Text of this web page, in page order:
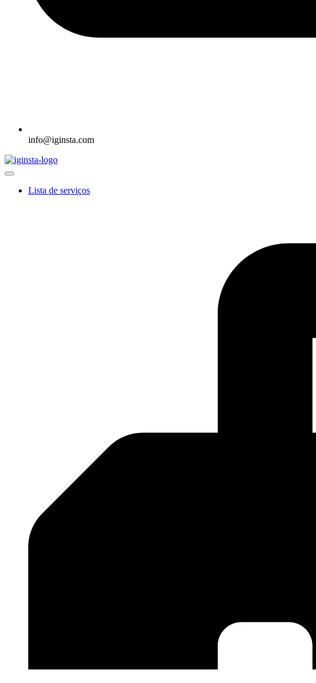
info@iginsta.com
Lista de serviços